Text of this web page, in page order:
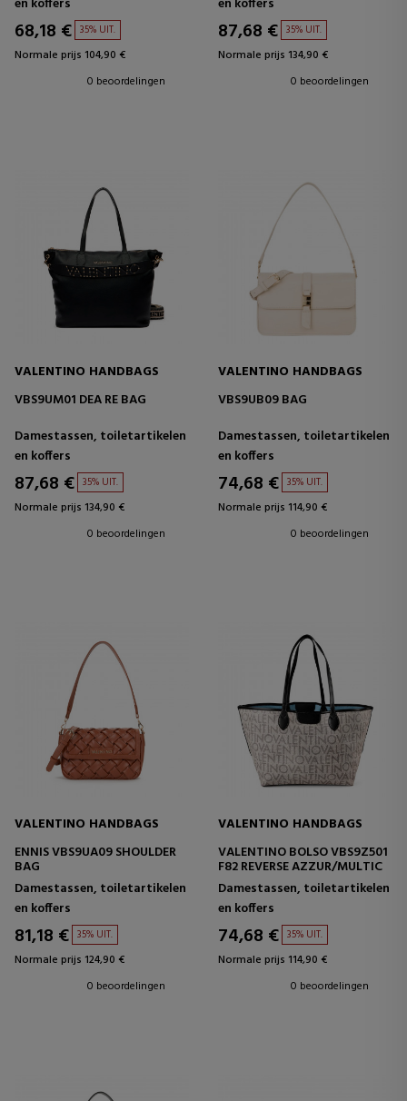
en koffers
68,18 € 35% UIT.
Normale prijs 104,90 €
0 beoordelingen
en koffers
87,68 € 35% UIT.
Normale prijs 134,90 €
0 beoordelingen
VALENTINO HANDBAGS
VBS9UM01 DEA RE BAG
Damestassen, toiletartikelen
en koffers
87,68 € 35% UIT.
Normale prijs 134,90 €
0 beoordelingen
VALENTINO HANDBAGS
VBS9UB09 BAG
Damestassen, toiletartikelen
en koffers
74,68 € 35% UIT.
Normale prijs 114,90 €
0 beoordelingen
VALENTINO HANDBAGS
ENNIS VBS9UA09 SHOULDER
BAG
Damestassen, toiletartikelen
en koffers
81,18 € 35% UIT.
Normale prijs 124,90 €
0 beoordelingen
VALENTINO HANDBAGS
VALENTINO BOLSO VBS9Z501
F82 REVERSE AZZUR/MULTIC
Damestassen, toiletartikelen
en koffers
74,68 € 35% UIT.
Normale prijs 114,90 €
0 beoordelingen